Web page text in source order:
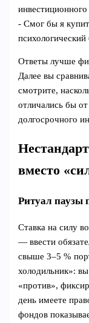
инвестиционного
- Смог бы я
Ответы лучше
Далее вы
смотрите,
отличались бы
долгосрочного
вместо
Ритуал паузы
Ставка на силу
— ввести
свыше 3–5 %
холодильник»:
«против»,
день имеете
фондов